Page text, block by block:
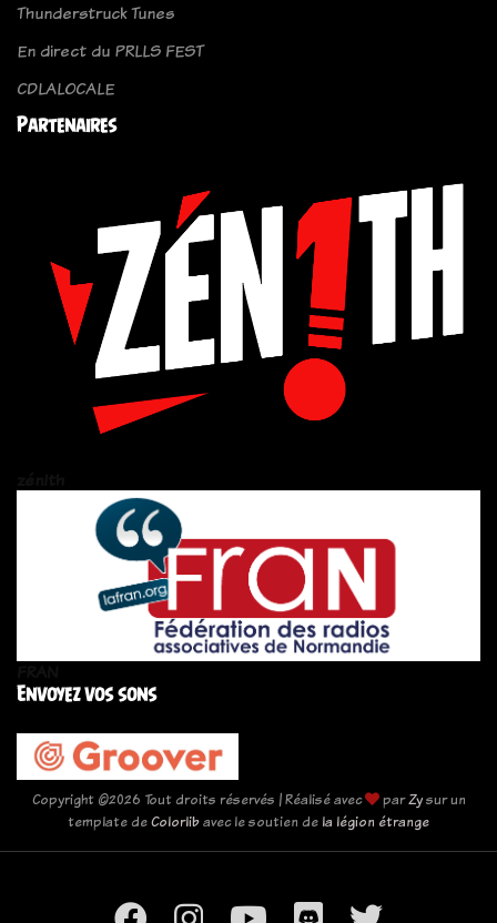
Thunderstruck Tunes
En direct du PRLLS FEST
CDLALOCALE
Partenaires
Envoyez vos sons
Copyright ©2026 Tout droits réservés | Réalisé avec parZysur un
template deColorlibavec le soutien de la légion étrange